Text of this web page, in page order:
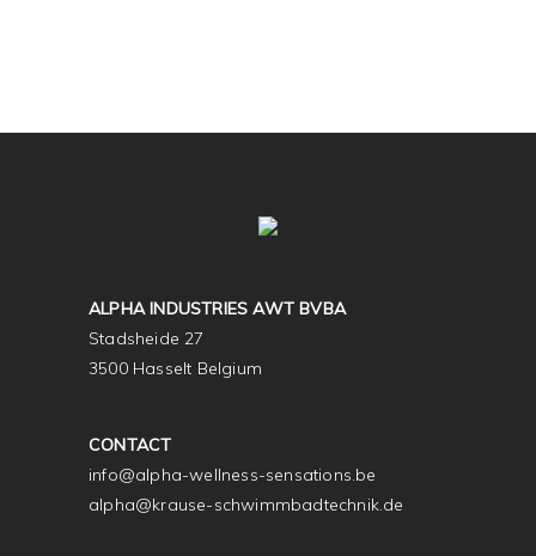
ALPHA INDUSTRIES AWT BVBA
Stadsheide 27
3500 Hasselt Belgium
CONTACT
info@alpha-wellness-sensations.be
alpha@krause-schwimmbadtechnik.de